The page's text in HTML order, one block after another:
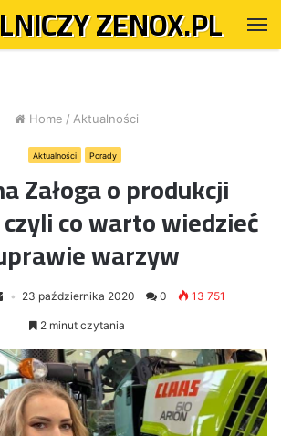
ZENOX.PL
Home / Aktualności
Aktualności Porady
Załoga o produkcji
co warto wiedzieć
warzyw
23 października 2020 0 13 751
2 minut czytania